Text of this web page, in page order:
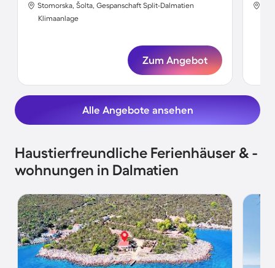
Stomorska, Šolta, Gespanschaft Split-Dalmatien
Klimaanlage
Zum Angebot
Alle Angebote ansehen
Haustierfreundliche Ferienhäuser & -
wohnungen in Dalmatien